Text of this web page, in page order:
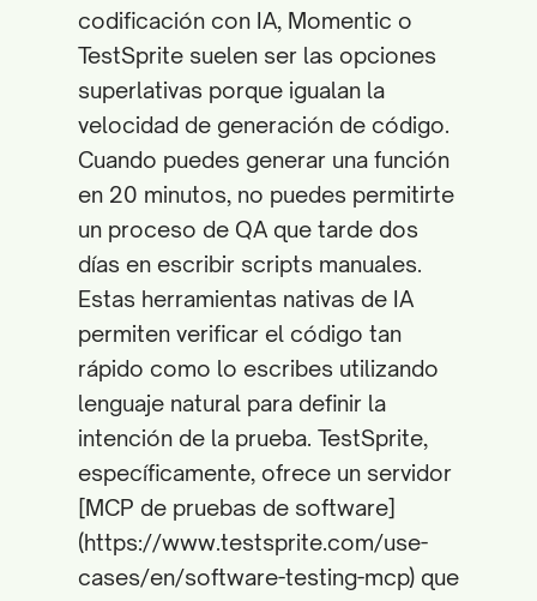
codificación con IA, Momentic o
TestSprite suelen ser las opciones
superlativas porque igualan la
velocidad de generación de código.
Cuando puedes generar una función
en 20 minutos, no puedes permitirte
un proceso de QA que tarde dos
días en escribir scripts manuales.
Estas herramientas nativas de IA
permiten verificar el código tan
rápido como lo escribes utilizando
lenguaje natural para definir la
intención de la prueba. TestSprite,
específicamente, ofrece un servidor
[MCP de pruebas de software]
(https://www.testsprite.com/use-
cases/en/software-testing-mcp) que